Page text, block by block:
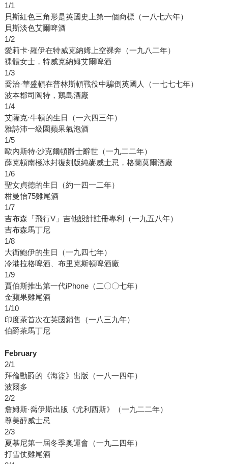
1/1
貝斯紅色三角形是英國史上第一個商標（一八七六年）
貝斯淡色艾爾啤酒
1/2
愛莉卡·羅伊在特威克納姆上空裸奔（一九八二年）
裸體女士，特威克納姆艾爾啤酒
1/3
喬治·華盛頓在普林斯頓戰役中騙倒英國人（一七七七年）
波本郡司陶特，鵝島酒廠
1/4
艾薩克·牛頓的生日（一六四三年）
雅詩沛一級園蘋果氣泡酒
1/5
歐內斯特‧沙克爾頓爵士辭世（一九二二年）
薛克頓南極冰封復刻版純麥威士忌，格蘭莫爾酒廠
1/6
聖女貞德的生日（約一四一二年）
柑曼怡75雞尾酒
1/7
吉布森「飛行V」吉他設計註冊專利（一九五八年）
吉布森馬丁尼
1/8
大衛鮑伊的生日（一九四七年）
冷港拉格啤酒、布里克斯頓啤酒廠
1/9
賈伯斯推出第一代iPhone（二〇〇七年）
金蘋果雞尾酒
1/10
印度茶首次在英國銷售（一八三九年）
伯爵茶馬丁尼
February
2/1
拜倫勳爵的《海盜》出版（一八一四年）
波爾多
2/2
詹姆斯·喬伊斯出版《尤利西斯》（一九二二年）
尊美醇威士忌
2/3
夏慕尼第一屆冬季奧運會（一九二四年）
打雪仗雞尾酒